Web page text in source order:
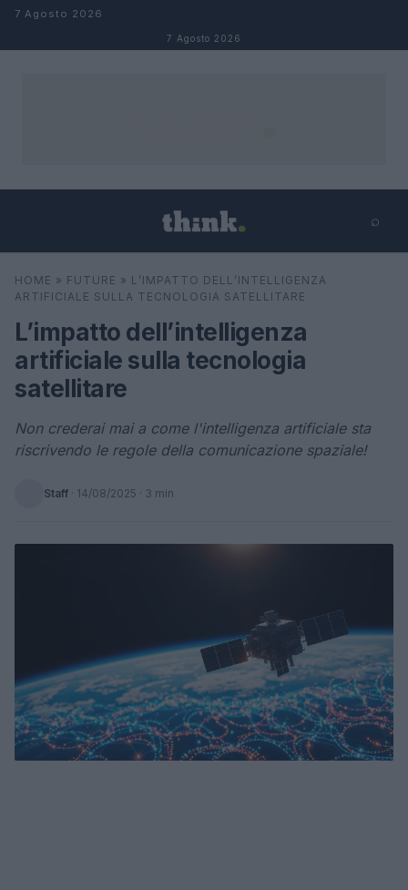
Salta al contenuto
7 Agosto 2026
7 Agosto 2026
⌕
Cerca
HOME » FUTURE » L’IMPATTO DELL’INTELLIGENZA
ARTIFICIALE SULLA TECNOLOGIA SATELLITARE
L’impatto dell’intelligenza
artificiale sulla tecnologia
satellitare
Non crederai mai a come l'intelligenza artificiale sta
riscrivendo le regole della comunicazione spaziale!
Staff · 14/08/2025 · 3 min